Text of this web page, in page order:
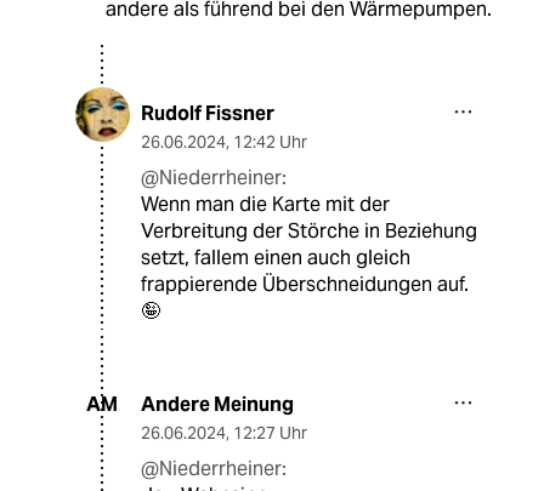
andere als führend bei den Wärmepumpen.
Rudolf Fissner
26.06.2024, 12:42 Uhr
@Niederrheiner:
Wenn man die Karte mit der
Verbreitung der Störche in Beziehung
setzt, fallem einen auch gleich
frappierende Überschneidungen auf.
🤪
AM Andere Meinung
26.06.2024, 12:27 Uhr
@Niederrheiner: